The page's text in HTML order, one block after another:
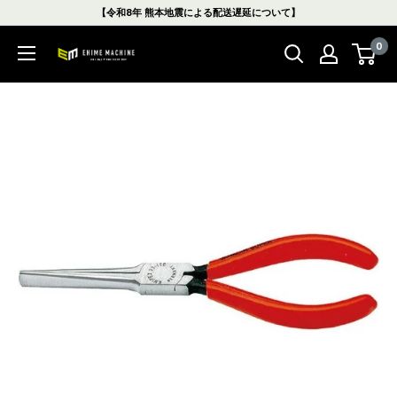
ン
【令和8年 熊本地震による配送遅延について】
エ
0